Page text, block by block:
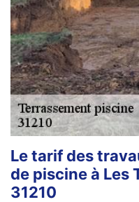
Le tarif des
de piscine à Les
31210